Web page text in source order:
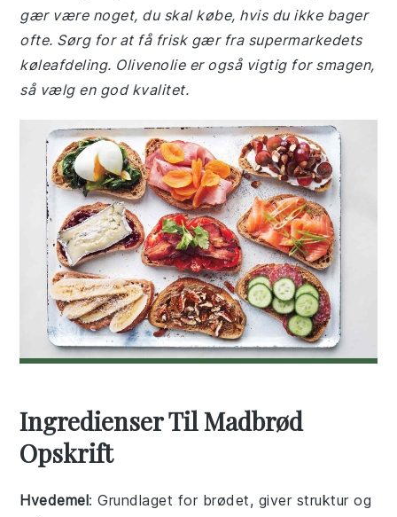
gær være noget, du skal købe, hvis du ikke bager
ofte. Sørg for at få frisk gær fra supermarkedets
køleafdeling. Olivenolie er også vigtig for smagen,
så vælg en god kvalitet.
Ingredienser Til Madbrød
Opskrift
Hvedemel: Grundlaget for brødet, giver struktur og